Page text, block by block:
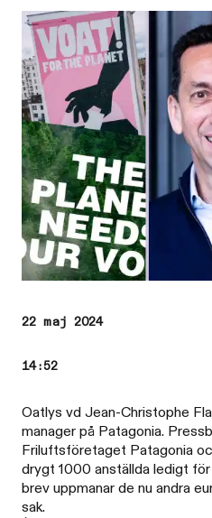
22 maj 2024
14:52
Oatlys vd Jean-Christophe
manager på Patagonia.
Friluftsföretaget Patagonia
drygt 1000 anställda ledigt
brev uppmanar de nu andra
sak.